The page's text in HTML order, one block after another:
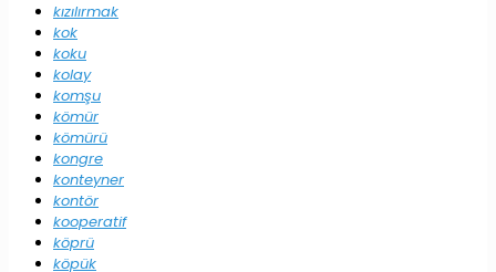
kızılırmak
kok
koku
kolay
komşu
kömür
kömürü
kongre
konteyner
kontör
kooperatif
köprü
köpük